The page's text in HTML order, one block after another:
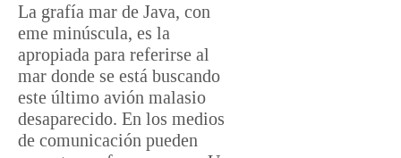
La grafía mar de Java, con
eme minúscula, es la
apropiada para referirse al
mar donde se está buscando
este último avión malasio
desaparecido. En los medios
de comunicación pueden